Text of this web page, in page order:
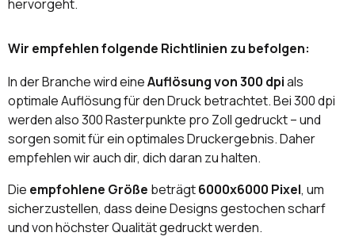
hervorgeht.
Wir empfehlen folgende Richtlinien zu befolgen:
In der Branche wird eineAuflösung von 300 dpials
optimale Auflösung für den Druck betrachtet. Bei 300 dpi
werden also 300 Rasterpunkte pro Zoll gedruckt – und
sorgen somit für ein optimales Druckergebnis. Daher
empfehlen wir auch dir, dich daran zu halten.
Die empfohlene Größe beträgt6000x6000 Pixel, um
sicherzustellen, dass deine Designs gestochen scharf
und von höchster Qualität gedruckt werden.